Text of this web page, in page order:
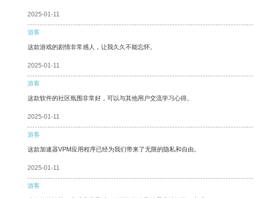
2025-01-11
游客
这款游戏的剧情非常感人，让我久久不能忘怀。
2025-01-11
游客
这款软件的社区氛围非常好，可以与其他用户交流学习心得。
2025-01-11
游客
这款加速器VPM应用程序已经为我们带来了无限的隐私和自由。
2025-01-11
游客